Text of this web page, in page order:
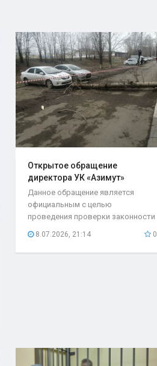
Открытое обращение
директора УК «Азимут»
Елены..
Данное обращение является
официальным с целью
проведения проверки законности
возложения ответственности...
8.07.2026, 21:14 0